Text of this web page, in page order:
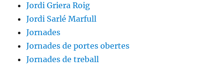
Jordi Griera Roig
Jordi Sarlé Marfull
Jornades
Jornades de portes obertes
Jornades de treball